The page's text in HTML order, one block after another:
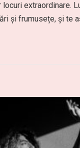
extraordinare.
și frumusețe, și te